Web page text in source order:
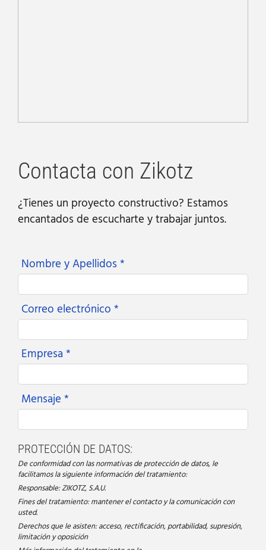
Contacta con Zikotz
¿Tienes un proyecto constructivo? Estamos
encantados de escucharte y trabajar juntos.
Nombre y Apellidos *
Correo electrónico *
Empresa *
Mensaje *
PROTECCIÓN DE DATOS:
De conformidad con las normativas de protección de datos, le
facilitamos la siguiente información del tratamiento:
Responsable: ZIKOTZ, S.A.U.
Fines del tratamiento: mantener el contacto y la comunicación con
usted.
Derechos que le asisten: acceso, rectificación, portabilidad, supresión,
limitación y oposición